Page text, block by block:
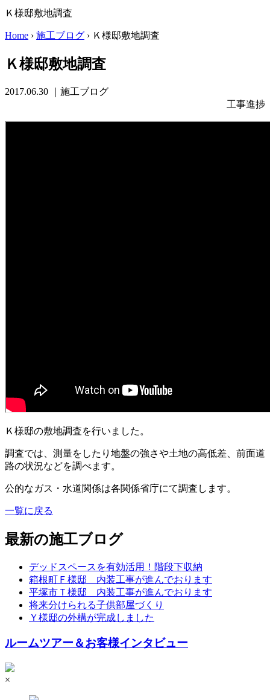
Ｋ様邸敷地調査
Home › 施工ブログ › Ｋ様邸敷地調査
Ｋ様邸敷地調査
2017.06.30
｜施工ブログ
工事進捗
Ｋ様邸の敷地調査を行いました。
調査では、測量をしたり地盤の強さや土地の高低差、前面道
路の状況などを調べます。
公的なガス・水道関係は各関係省庁にて調査します。
一覧に戻る
最新の施工ブログ
デッドスペースを有効活用！階段下収納
箱根町Ｆ様邸 内装工事が進んでおります
平塚市Ｔ様邸 内装工事が進んでおります
将来分けられる子供部屋づくり
Ｙ様邸の外構が完成しました
ルームツアー＆お客様インタビュー
×